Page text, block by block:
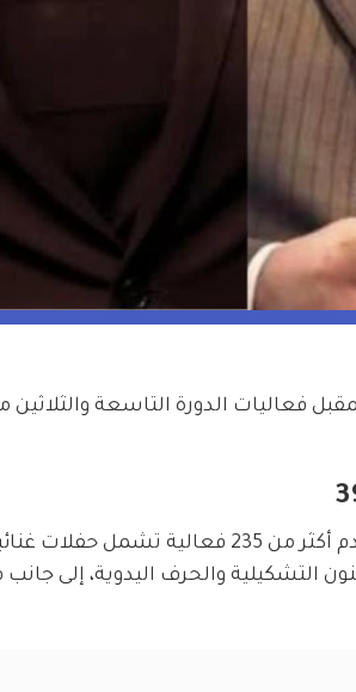
مستمر"، تنطلق في 23 يوليو/تموز المقبل فعاليات الدورة التاسعة
ويشهد مهرجان جرش هذا العام تنوعاً كبيراً في الفعاليات، حيث يقدم أكثر من 235
والحرف اليدوية، إلى